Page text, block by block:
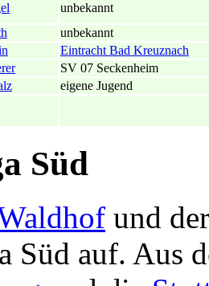
unbekannt
unbekannt
Eintracht Bad Kreuznach
SV 07 Seckenheim
eigene Jugend
Süd
und
Süd auf. Aus